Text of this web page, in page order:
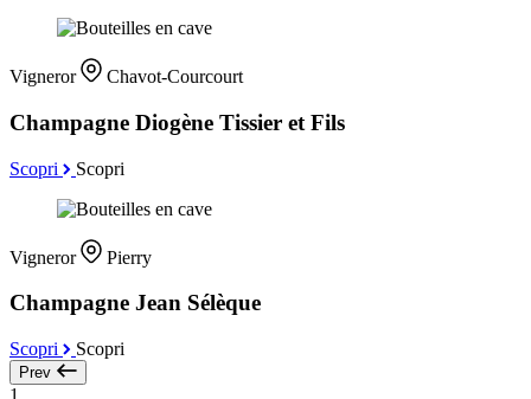
Vigneror Chavot-Courcourt
Champagne Diogène Tissier et Fils
Scopri Scopri
Vigneror Pierry
Champagne Jean Sélèque
Scopri Scopri
Prev
1